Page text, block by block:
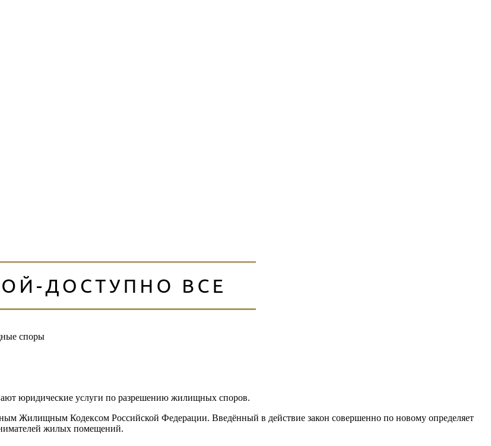
споры
юридические услуги по разрешению жилищных споров.
Жилищным Кодексом Российской Федерации. Введённый в действие закон совершенно по новому определяет
жилых помещений.